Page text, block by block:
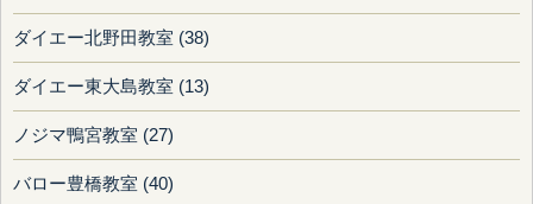
ダイエー北野田教室 (38)
ダイエー東大島教室 (13)
ノジマ鴨宮教室 (27)
バロー豊橋教室 (40)